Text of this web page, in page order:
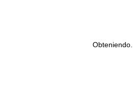
Obteniendo...